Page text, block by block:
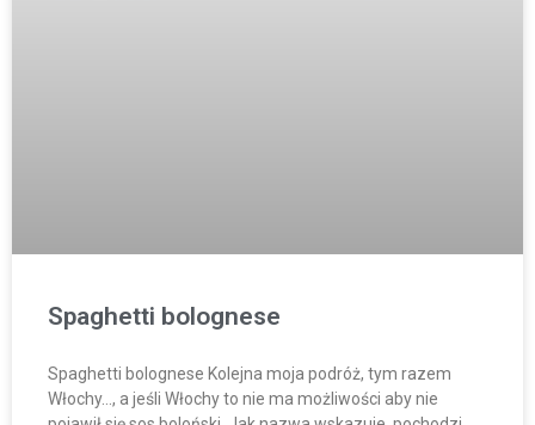
Spaghetti bolognese
Spaghetti bolognese Kolejna moja podróż, tym razem
Włochy…, a jeśli Włochy to nie ma możliwości aby nie